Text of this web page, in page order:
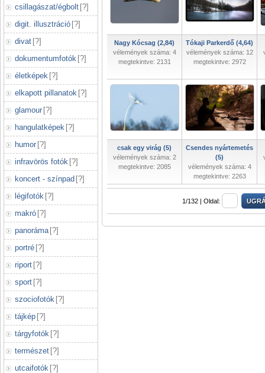
csillagászat/égbolt [?]
digit. illusztráció [?]
divat [?]
dokumentumfotók [?]
életképek [?]
elkapott pillanatok [?]
glamour [?]
hangulatképek [?]
humor [?]
infravörös fotók [?]
koncert - színpad [?]
légifotók [?]
makró [?]
panoráma [?]
portré [?]
riport [?]
sport [?]
szociofotók [?]
tájkép [?]
tárgyfotók [?]
természet [?]
utcaifotók [?]
Nagy Kócsag (2,84)
vélemények száma: 4
megtekintve: 2131
Tókaji Parkerdő (4,64)
vélemények száma: 12
megtekintve: 2972
csak egy virág (5)
vélemények száma: 2
megtekintve: 2085
Csendes nyártemetés
(5)
vélemények száma: 4
megtekintve: 2263
1/132 | Oldal: